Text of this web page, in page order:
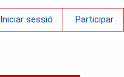
Iniciar sessió Participar